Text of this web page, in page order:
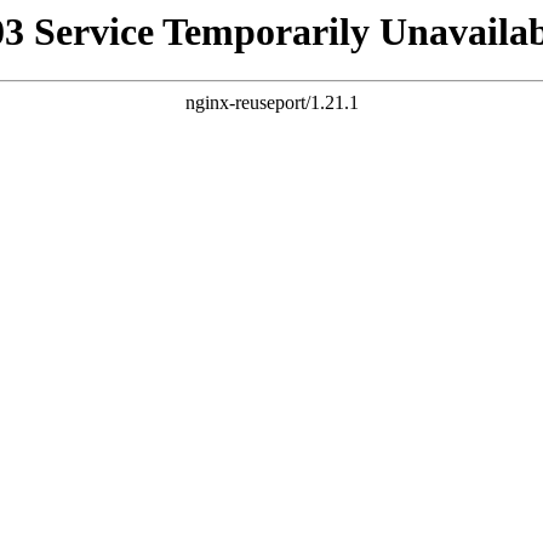
Service Temporarily
nginx-reuseport/1.21.1